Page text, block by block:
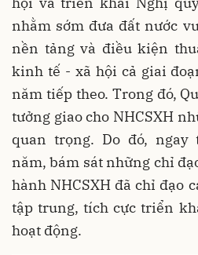
nhằm sớm đưa đất nước
nền tảng và điều kiện
kinh tế - xã hội cả giai
năm tiếp theo. Trong đó,
tưởng giao cho NHCSXH
quan trọng. Do đó,
năm, bám sát những chỉ
hành NHCSXH đã chỉ đạo
tập trung, tích cực triển
hoạt động.